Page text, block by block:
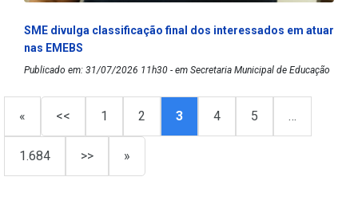
SME divulga classificação final dos interessados em atuar
nas EMEBS
Publicado em: 31/07/2026 11h30 - em Secretaria Municipal de Educação
« << 1 2 3 4 5 …
1.684 >> »